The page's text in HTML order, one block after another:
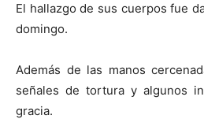
El hallazgo de sus cuerpos fue
domingo.
Además de las manos
señales de tortura y algunos
gracia.